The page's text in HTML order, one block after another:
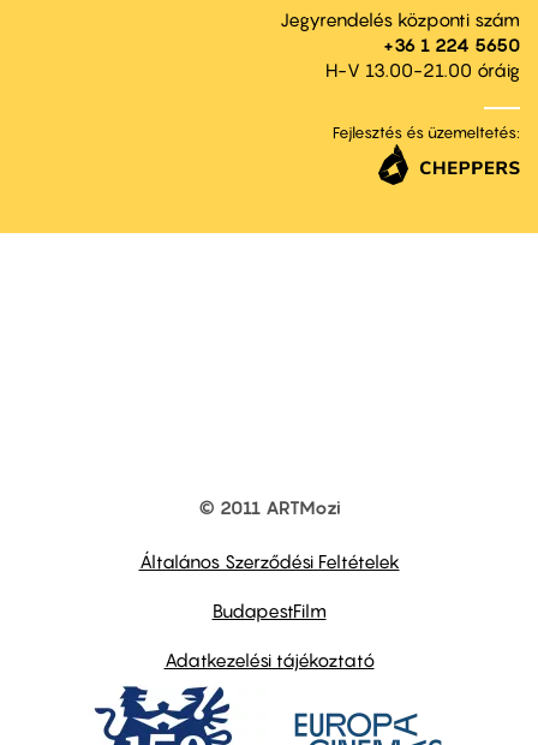
Jegyrendelés központi szám
+36 1 224 5650
H-V 13.00-21.00 óráig
Fejlesztés és üzemeltetés:
© 2011 ARTMozi
Általános Szerződési Feltételek
BudapestFilm
Adatkezelési tájékoztató